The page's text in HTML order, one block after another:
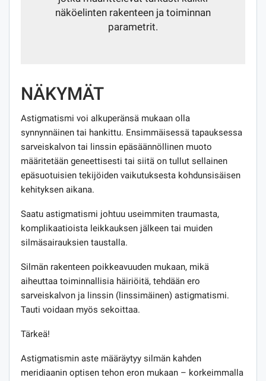
näköelinten rakenteen ja toiminnan
parametrit.
NÄKYMÄT
Astigmatismi voi alkuperänsä mukaan olla
synnynnäinen tai hankittu. Ensimmäisessä tapauksessa
sarveiskalvon tai linssin epäsäännöllinen muoto
määritetään geneettisesti tai siitä on tullut sellainen
epäsuotuisien tekijöiden vaikutuksesta kohdunsisäisen
kehityksen aikana.
Saatu astigmatismi johtuu useimmiten traumasta,
komplikaatioista leikkauksen jälkeen tai muiden
silmäsairauksien taustalla.
Silmän rakenteen poikkeavuuden mukaan, mikä
aiheuttaa toiminnallisia häiriöitä, tehdään ero
sarveiskalvon ja linssin (linssimäinen) astigmatismi.
Tauti voidaan myös sekoittaa.
Tärkeä!
Astigmatismin aste määräytyy silmän kahden
meridiaanin optisen tehon eron mukaan – korkeimmalla